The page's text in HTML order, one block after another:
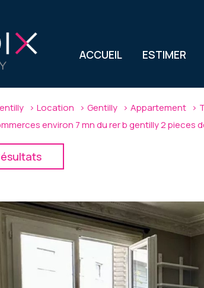
ACCUEIL ESTIMER
Location Gentilly Appartement
environ 7 mn du rer b gentilly 2 pieces